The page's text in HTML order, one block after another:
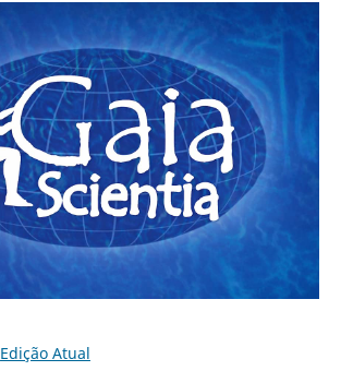
Edição Atual